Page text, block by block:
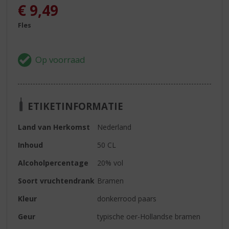
€ 9,49
Fles
ETIKETINFORMATIE
Land van Herkomst
Nederland
Inhoud
50 CL
Alcoholpercentage
20% vol
Soort vruchtendrank Bramen
Kleur
donkerrood paars
Geur
typische oer-Hollandse bramen